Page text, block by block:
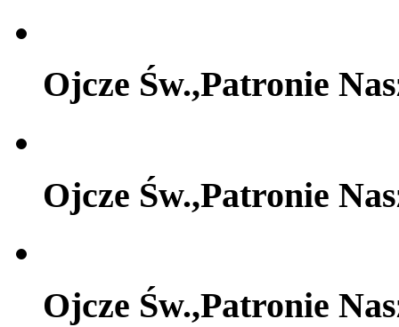
Ojcze Św.,Patronie
Ojcze Św.,Patronie
Ojcze Św.,Patronie